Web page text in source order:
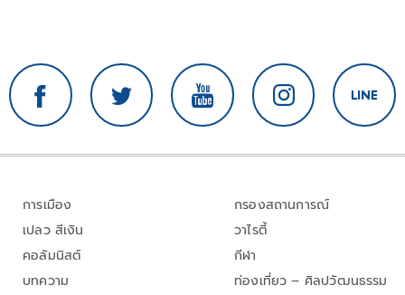
การเมือง
เปลว สีเงิน
คอลัมนิสต์
บทความ
กรองสถานการณ์
วาไรตี้
กีฬา
ท่องเที่ยว – ศิลปวัฒนธรรม